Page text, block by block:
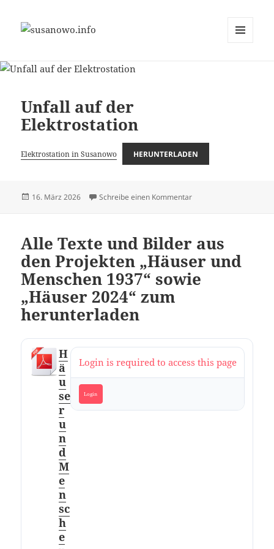
Unfall auf der
Elektrostation
Elektrostation in Susanowo HERUNTERLADEN
Veröffentlicht
16. März 2026 Schreibe einen Kommentarzu Unfall auf der
Alle Texte und Bilder aus
den Projekten „Häuser und
Menschen 1937“ sowie
„Häuser 2024“ zum
herunterladen
H
ä
u
se
r
u
n
d
M
e
n
sc
h
e
Login is required to access this page
Login